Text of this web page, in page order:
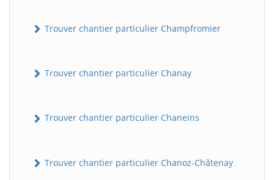
Trouver chantier particulier Champfromier
Trouver chantier particulier Chanay
Trouver chantier particulier Chaneins
Trouver chantier particulier Chanoz-Châtenay